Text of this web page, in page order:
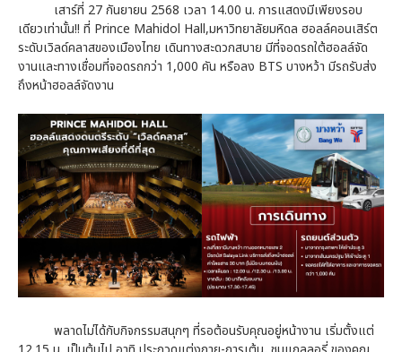
เสาร์ที่ 27 กันยายน 2568 เวลา 14.00 น. การแสดงมีเพียงรอบ
เดียวเท่านั้น!! ที่ Prince Mahidol Hall,มหาวิทยาลัยมหิดล ฮอลล์คอนเสิร์ต
ระดับเวิลด์คลาสของเมืองไทย เดินทางสะดวกสบาย มีที่จอดรถใต้ฮอลล์จัด
งานและทางเชื่อมที่จอดรถกว่า 1,000 คัน หรือลง BTS บางหว้า มีรถรับส่ง
ถึงหน้าฮอลล์จัดงาน
พลาดไม่ได้กับกิจกรรมสนุกๆ ที่รอต้อนรับคุณอยู่หน้างาน เริ่มตั้งแต่